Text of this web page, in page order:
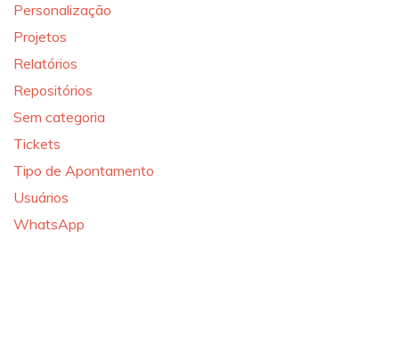
Personalização
Projetos
Relatórios
Repositórios
Sem categoria
Tickets
Tipo de Apontamento
Usuários
WhatsApp